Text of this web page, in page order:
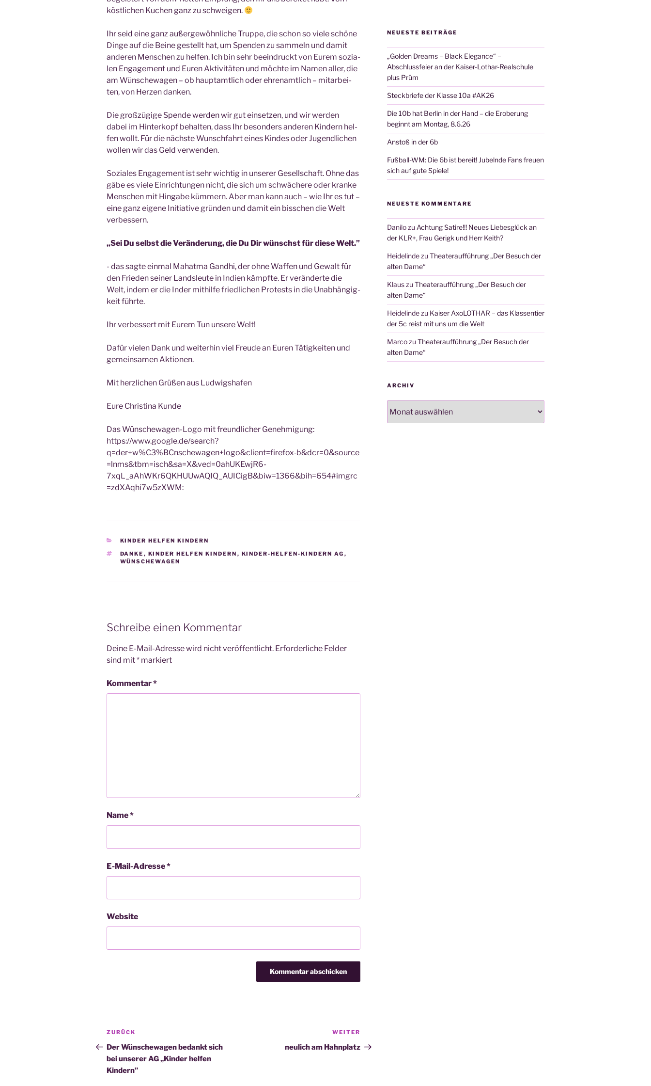
köst­li­chen Kuchen ganz zu schweigen.
Ihr seid eine ganz außer­ge­wöhn­li­che Trup­pe, die schon so vie­le schö­ne
Din­ge auf die Bei­ne gestellt hat, um Spen­den zu sam­meln und damit
ande­ren Men­schen zu hel­fen. Ich bin sehr beein­druckt von Eurem sozia­
len Enga­ge­ment und Euren Akti­vi­tä­ten und möch­te im Namen aller, die
am Wün­sche­wa­gen – ob haupt­amt­lich oder ehren­amt­lich – mit­ar­bei­
ten, von Her­zen danken.
Die groß­zü­gi­ge Spen­de wer­den wir gut ein­set­zen, und wir wer­den
dabei im Hin­ter­kopf behal­ten, dass Ihr beson­ders ande­ren Kin­dern hel­
fen wollt. Für die nächs­te Wunsch­fahrt eines Kin­des oder Jugend­li­chen
wol­len wir das Geld verwenden.
Sozia­les Enga­ge­ment ist sehr wich­tig in unse­rer Gesell­schaft. Ohne das
gäbe es vie­le Ein­rich­tun­gen nicht, die sich um schwä­che­re oder kran­ke
Men­schen mit Hin­ga­be küm­mern. Aber man kann auch – wie Ihr es tut –
eine ganz eige­ne Initia­ti­ve grün­den und damit ein biss­chen die Welt
verbessern.
„Sei Du selbst die Ver­än­de­rung, die Du Dir wünschst für die­se Welt.”
- das sag­te ein­mal Mahat­ma Gan­dhi, der ohne Waf­fen und Gewalt für
den Frie­den sei­ner Lands­leu­te in Indi­en kämpf­te. Er ver­än­der­te die
Welt, indem er die Inder mit­hil­fe fried­li­chen Pro­tests in die Unab­hän­gig­
keit führte.
Ihr ver­bes­sert mit Eurem Tun unse­re Welt!
Dafür vie­len Dank und wei­ter­hin viel Freu­de an Euren Tätig­kei­ten und
gemein­sa­men Aktionen.
Mit herz­li­chen Grü­ßen aus Ludwigshafen
Eure Chris­ti­na Kunde
Das Wün­sche­wa­gen-Logo mit freund­li­cher Genehmigung:
https://www.google.de/search?
q=der+w%C3%BCnschewagen+logo&client=firefox‑b&dcr=0&source
=lnms&tbm=isch&sa=X&ved=0ahUKEwjR6-
7xqL_aAhWKr6QKHUUwAQIQ_AUICigB&biw=1366&bih=654#imgrc
=zdXAqhi7w5zXWM:
KATEGORIEN
KINDER HELFEN KINDERN
SCHLAGWÖRTER
DANKE , KINDER HELFEN KINDERN , KINDER-HELFEN-KINDERN AG ,
WÜNSCHEWAGEN
Schreibe einen Kommentar
Deine E-Mail-Adresse wird nicht veröffentlicht. Erforderliche Felder
sind mit* markiert
Kommentar*
Name*
E-Mail-Adresse*
Website
Beitragsnavigation
Vorheriger
Beitrag
ZURÜCK
Der Wünschewagen bedankt sich
bei unserer AG „Kinder helfen
Kindern”
Beitrag
WEITER
neulich am Hahnplatz
NEUESTE BEITRÄGE
„Golden Dreams – Black Elegance“ –
Abschlussfeier an der Kaiser-Lothar-Realschule
plus Prüm
Steckbriefe der Klasse 10a #AK26
Die 10b hat Berlin in der Hand – die Eroberung
beginnt am Montag, 8.6.26
Anstoß in der 6b
Fußball-WM: Die 6b ist bereit! Jubelnde Fans freuen
sich auf gute Spiele!
NEUESTE KOMMENTARE
Danilozu Achtung Satire!!! Neues Liebesglück an
der KLR+, Frau Gerigk und Herr Keith?
Heidelindezu Theateraufführung „Der Besuch der
alten Dame“
Klauszu Theateraufführung „Der Besuch der
alten Dame“
Heidelindezu Kaiser AxoLOTHAR – das Klassentier
der 5c reist mit uns um die Welt
Marcozu Theateraufführung „Der Besuch der
alten Dame“
ARCHIV